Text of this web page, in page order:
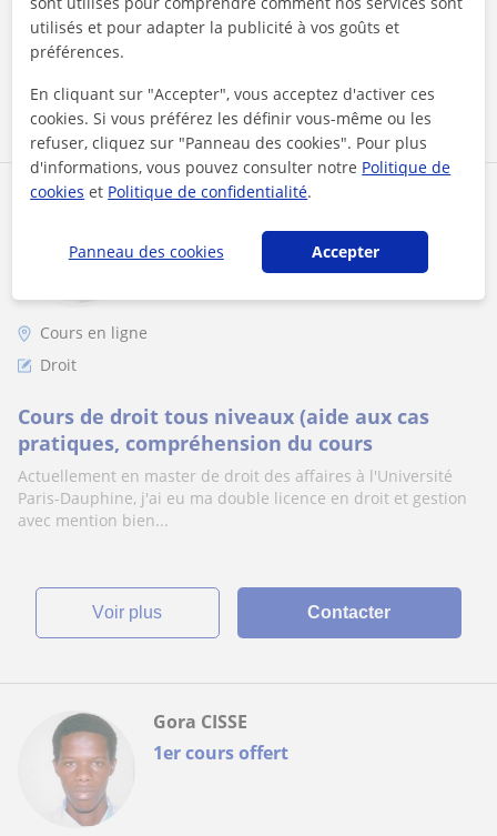
voir plus Contacter
1er cours offert
Marine
Cours en ligne
Droit
Cours de droit tous niveaux (aide aux cas
pratiques, compréhension du cours
Actuellement en master de droit des affaires à l'Université
Paris-Dauphine, j'ai eu ma double licence en droit et gestion
avec mention bien...
voir plus Contacter
1er cours offert
Gora CISSE
utilisés et pour adapter la publicité à vos goûts et
préférences.
En cliquant sur "Accepter", vous acceptez d'activer ces
cookies. Si vous préférez les définir vous-même ou les
refuser, cliquez sur "Panneau des cookies". Pour plus
d'informations, vous pouvez consulter notre Politique de
cookies et Politique de confidentialité.
Panneau des cookies Accepter